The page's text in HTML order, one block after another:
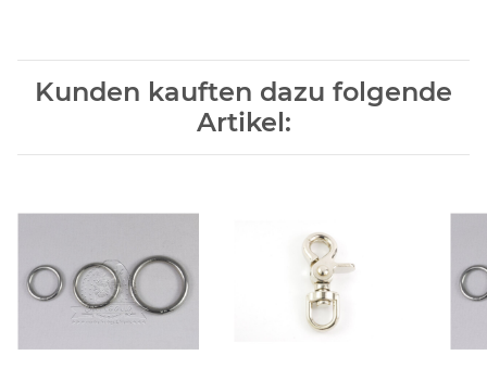
Kunden kauften dazu folgende
Artikel: